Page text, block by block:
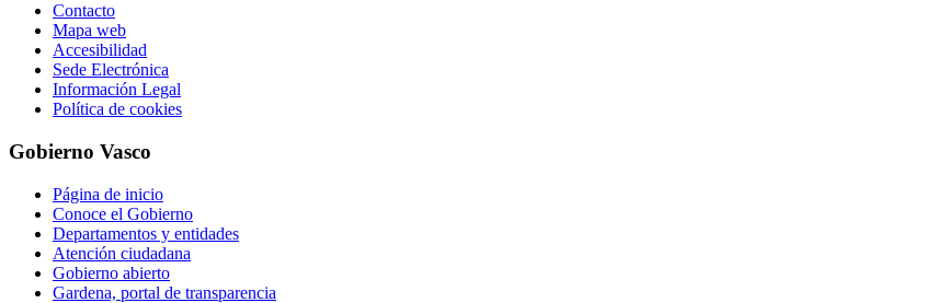
Contacto
Mapa web
Accesibilidad
Sede Electrónica
Información Legal
Política de cookies
Gobierno Vasco
Página de inicio
Conoce el Gobierno
Departamentos y entidades
Atención ciudadana
Gobierno abierto
Gardena, portal de transparencia